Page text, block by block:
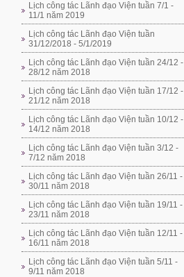
Lịch công tác Lãnh đạo Viện tuần 7/1 -
11/1 năm 2019
Lịch công tác Lãnh đạo Viện tuần
31/12/2018 - 5/1/2019
Lịch công tác Lãnh đạo Viện tuần 24/12 -
28/12 năm 2018
Lịch công tác Lãnh đạo Viện tuần 17/12 -
21/12 năm 2018
Lịch công tác Lãnh đạo Viện tuần 10/12 -
14/12 năm 2018
Lịch công tác Lãnh đạo Viện tuần 3/12 -
7/12 năm 2018
Lịch công tác Lãnh đạo Viện tuần 26/11 -
30/11 năm 2018
Lịch công tác Lãnh đạo Viện tuần 19/11 -
23/11 năm 2018
Lịch công tác Lãnh đạo Viện tuần 12/11 -
16/11 năm 2018
Lịch công tác Lãnh đạo Viện tuần 5/11 -
9/11 năm 2018